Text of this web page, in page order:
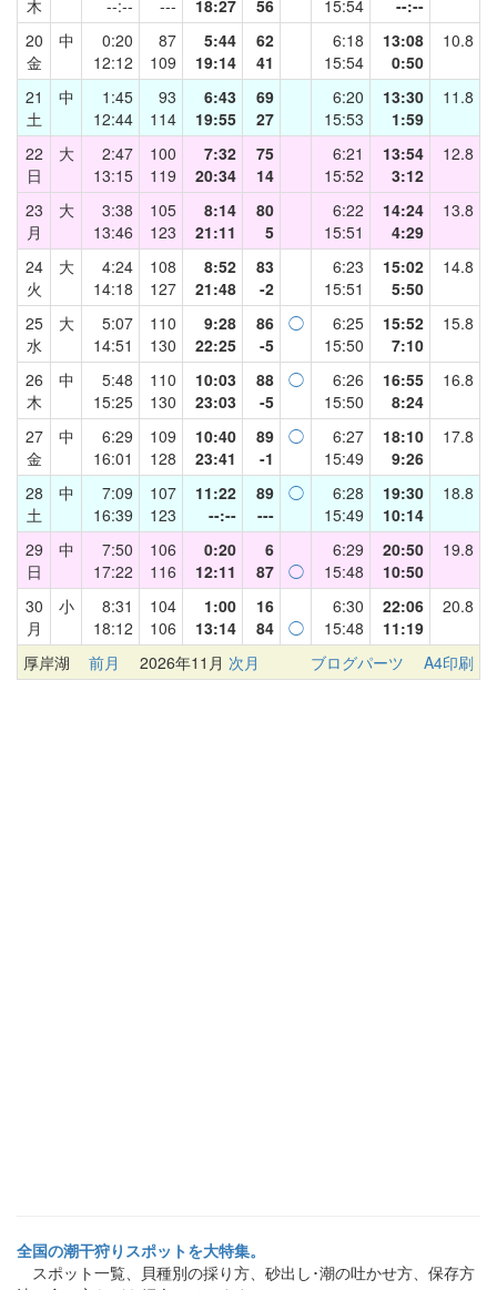
木 --:-- --- 18:27 56 15:54
--:--
20
金
中
0:20
12:12
87
109
5:44
19:14
62
41
6:18
15:54
13:08
0:50
10.8
21
土
中
1:45
12:44
93
114
6:43
19:55
69
27
6:20
15:53
13:30
1:59
11.8
22
日
大
2:47
13:15
100
119
7:32
20:34
75
14
6:21
15:52
13:54
3:12
12.8
23
月
大
3:38
13:46
105
123
8:14
21:11
80
5
6:22
15:51
14:24
4:29
13.8
24
火
大
4:24
14:18
108
127
8:52
21:48
83
-2
6:23
15:51
15:02
5:50
14.8
25
水
大
5:07
14:51
110
130
9:28
22:25
86
-5
◯
6:25
15:50
15:52
7:10
15.8
26
木
中
5:48
15:25
110
130
10:03
23:03
88
-5
◯
6:26
15:50
16:55
8:24
16.8
27
金
中
6:29
16:01
109
128
10:40
23:41
89
-1
◯
6:27
15:49
18:10
9:26
17.8
28
土
中
7:09
16:39
107
123
11:22
--:--
89
---
◯
6:28
15:49
19:30
10:14
18.8
29
日
中
7:50
17:22
106
116
0:20
12:11
6
87
◯
6:29
15:48
20:50
10:50
19.8
30
月
小
8:31
18:12
104
106
1:00
13:14
16
84
◯
6:30
15:48
22:06
11:19
20.8
厚岸湖 前月 2026年11月 次月 ブログパーツ A4印刷
全国の潮干狩りスポットを大特集。
スポット一覧、貝種別の採り方、砂出し･潮の吐かせ方、保存方